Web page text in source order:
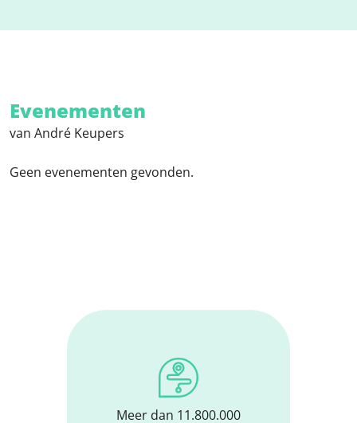
Evenementen
van André Keupers
Geen evenementen gevonden.
Meer dan 11.800.000